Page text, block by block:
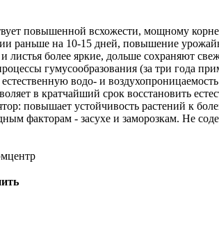
повышенной всхожести, мощному
раньше на 10-15 дней, повышение
листья более яркие, дольше сохраняют
гумусообразования (за три года
водо- и
в кратчайший срок восстановить
повышает устойчивость растений к
факторам - засухе и заморозкам. Не